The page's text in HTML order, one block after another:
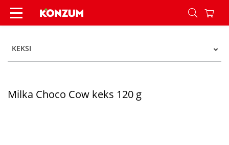
Milka Choco Cow keks 120 g - Konzum
KEKSI
Milka Choco Cow keks 120 g